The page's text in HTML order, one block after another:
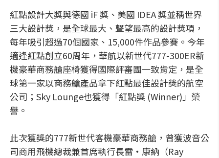
紅點設計大獎與德國 iF 獎、美國 IDEA 獎並稱世界
三大設計獎，是全球最大、聲望最高的設計獎項，
每年吸引超過70個國家、15,000件作品參賽。今年
適逢紅點創立60周年，華航以新世代777-300ER新
機豪華商務艙座椅獲得國際評審團一致肯定，是全
球第一家以商務艙產品拿下紅點最佳設計獎的航空
公司；Sky Lounge也獲得「紅點獎 (Winner)」榮
譽。
此次獲獎的777新世代客機豪華商務艙，曾獲波音公
司商用飛機總裁兼首席執行長雷•康納（Ray